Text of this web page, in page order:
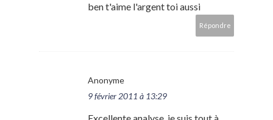
ben t'aime l'argent toi aussi
Répondre
Anonyme
9 février 2011 à 13:29